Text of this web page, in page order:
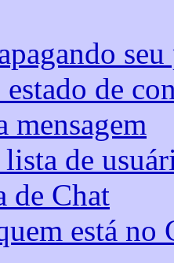
de
mensagem
de
de Chat
está no